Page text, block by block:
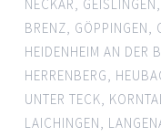
NECKAR, GEISLINGEN,
BRENZ, GÖPPINGEN,
HEIDENHEIM AN DER
HERRENBERG,
UNTER TECK,
LAICHINGEN,